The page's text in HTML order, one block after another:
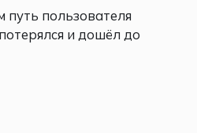
пользователя
и дошёл до